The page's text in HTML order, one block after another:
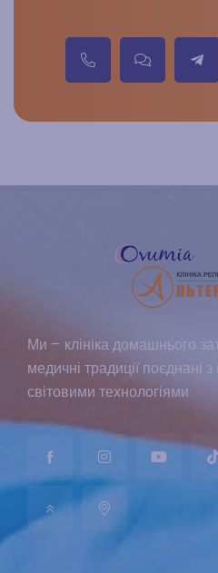
Ми – клініка домашнього
медичні традиції поєднані
світовими технологіями